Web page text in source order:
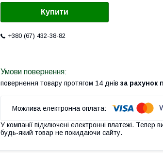
Купити
+380 (67) 432-38-82
повернення товару протягом 14 днів за рахунок
У компанії підключені електронні платежі. Тепер
будь-який товар не покидаючи сайту.